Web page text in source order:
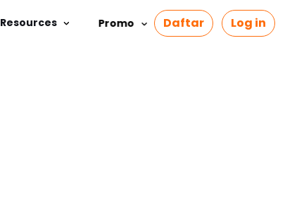
Resources Promo Daftar Log in